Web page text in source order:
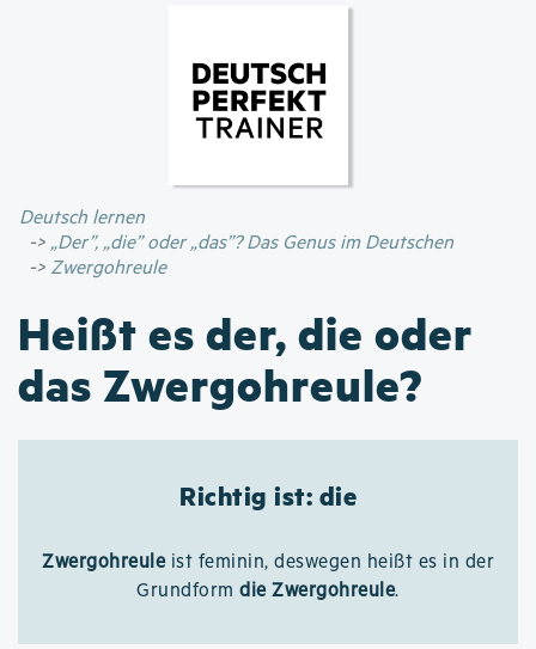
Inhalt
Deutsch lernen
„Der”, „die” oder „das”? Das Genus im Deutschen
Zwergohreule
Heißt es der, die oder
das Zwergohreule?
Richtig ist: die
Zwergohreuleist feminin, deswegen heißt es in der
Grundformdie Zwergohreule.